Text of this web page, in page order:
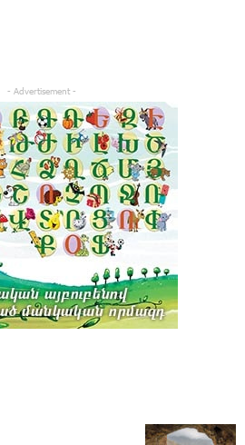
- Advertisement -